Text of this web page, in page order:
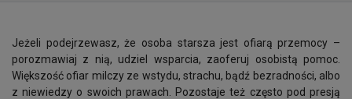
Jeżeli podejrzewasz, że osoba starsza jest ofiarą przemocy –
porozmawiaj z nią, udziel wsparcia, zaoferuj osobistą pomoc.
Większość ofiar milczy ze wstydu, strachu, bądź bezradności, albo
z niewiedzy o swoich prawach. Pozostaje też często pod presją